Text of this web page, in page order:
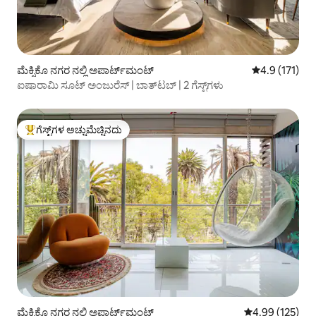
ಮೆಕ್ಸಿಕೊ ನಗರ ನಲ್ಲಿ ಅಪಾರ್ಟ್‌ಮಂಟ್ 5 ರಲ್ಲಿ 4.9
4.9 (171)
ಐಷಾರಾಮಿ ಸೂಟ್ ಅಂಜುರೆಸ್ | ಬಾತ್‌ಟಬ್ | 2 ಗೆಸ್ಟ್‌ಗಳು
ಗೆಸ್ಟ್‌ಗಳಿಗೆ ಅತಿ ಹೆಚ್ಚು ಅಚ್ಚುಮೆಚ್ಚಿನದು
ಗೆಸ್ಟ್‌ಗಳ ಅಚ್ಚುಮೆಚ್ಚಿನದು
ಮೆಕ್ಸಿಕೊ ನಗರ ನಲ್ಲಿ ಅಪಾರ್ಟ್‌ಮಂಟ್ 5 ರಲ್ಲಿ 4.99
4.99 (125)